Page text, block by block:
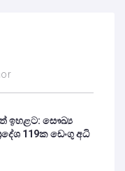
ඉහළට: සෞඛ්‍ය
119ක ඩෙංගු අධි